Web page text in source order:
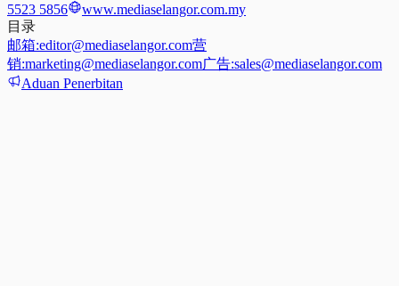
5523 5856
www.mediaselangor.com.my
目录
邮箱:editor@mediaselangor.com营
销:marketing@mediaselangor.com广告:sales@mediaselangor.com
Aduan Penerbitan